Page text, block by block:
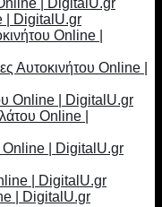
| DigitalU.gr
| DigitalU.gr
Online |
Αυτοκινήτου Online |
Online | DigitalU.gr
Online |
Online | DigitalU.gr
| DigitalU.gr
| DigitalU.gr